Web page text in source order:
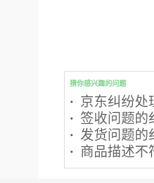
猜你感兴趣的问题
· 京东纠纷处
· 签收问题的
· 发货问题的
· 商品描述不